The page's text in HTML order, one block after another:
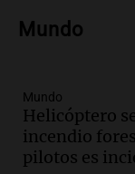
Audio.
Episodios
Audio.
financiero
Mundo
Mundo
Helicóptero
incendio
pilotos es